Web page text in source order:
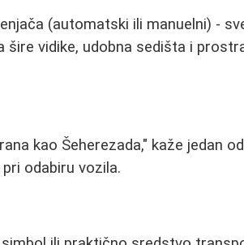
(automatski ili manuelni) -
šire vidike, udobna sedišta i
kao Šeherezada," kaže jedan
odabiru vozila.